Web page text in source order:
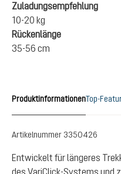
Zuladungsempfehlung
10-20 kg
Rückenlänge
35-56 cm
ProduktinformationenTop-
Artikelnummer 3350426
Entwickelt für längeres
des VariClick-Systems und